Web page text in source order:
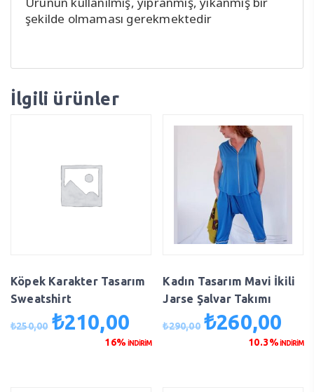
şekilde olmaması gerekmektedir
İlgili ürünler
Köpek Karakter Tasarım
Sweatshirt
₺250,00 Orijinal
₺210,00
andaki
16% İNDİRİM
Kadın Tasarım Mavi İkili
Jarse Şalvar Takımı
₺290,00 Orijinal
₺260,00
10.3%İNDİRİM